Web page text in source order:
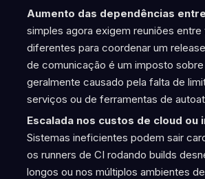
Aumento das dependências
simples agora exigem reuniões
diferentes para coordenar um
de comunicação é um imposto sobre
geralmente causado pela falta de
serviços ou de ferramentas de
Escalada nos custos de cloud ou
Sistemas ineficientes podem sair
os runners de CI rodando builds
longos ou nos múltiplos ambientes